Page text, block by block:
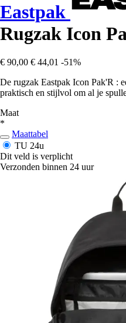
Eastpak
Rugzak Icon
€ 90,00 € 44,01 -51%
De rugzak Eastpak Icon Pak'R :
praktisch en stijlvol om al je
Maat
*
Maattabel
TU 24u
Dit veld is verplicht
Verzonden binnen 24 uur